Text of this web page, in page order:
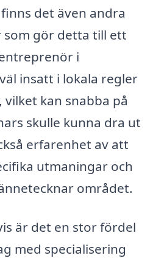
det även andra
som gör detta till ett
i
insatt i lokala regler
vilket kan snabba på
skulle kunna dra ut
erfarenhet av att
utmaningar och
området.
är det en stor fördel
med specialisering